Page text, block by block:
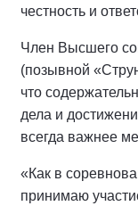
честность и
Член Высшего
(позывной
что
дела и
всегда важнее
«Как в
принимаю